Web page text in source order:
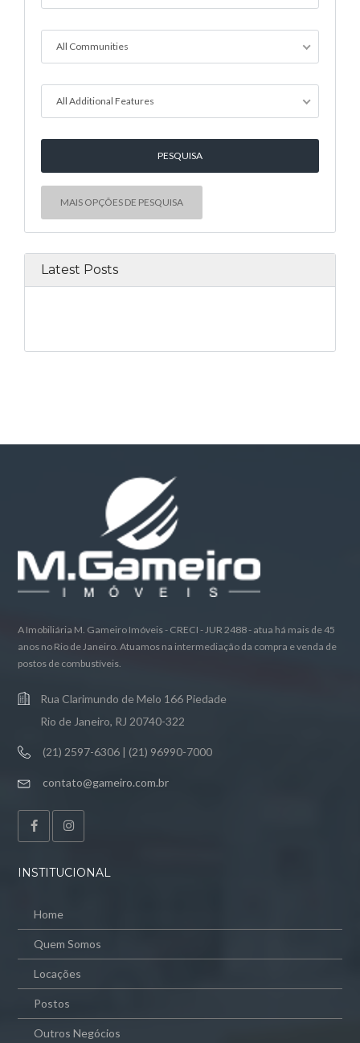
All Communities
All Additional Features
MAIS OPÇÕES DE PESQUISA
Latest Posts
A Imobiliária M. Gameiro Imóveis - CRECI - JUR 2488 - atua há mais de 45
anos no Rio de Janeiro. Atuamos na intermediação da compra e venda de
postos de combustíveis.
Rua Clarimundo de Melo 166 Piedade
Rio de Janeiro, RJ 20740-322
(21) 2597-6306 | (21) 96990-7000
contato@gameiro.com.br
INSTITUCIONAL
Home
Quem Somos
Locações
Postos
Outros Negócios